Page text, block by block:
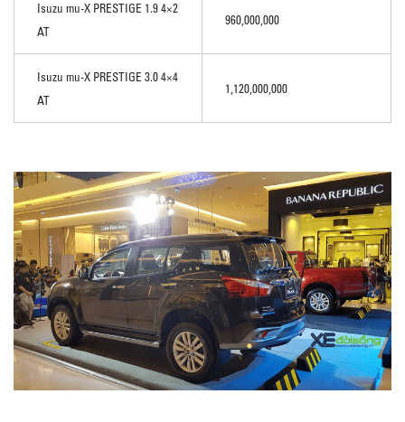
Isuzu mu-X PRESTIGE 1.9 4×2
AT
960,000,000
Isuzu mu-X PRESTIGE 3.0 4×4
AT
1,120,000,000